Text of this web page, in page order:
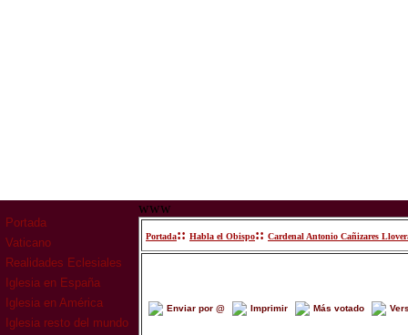
Portada
Vaticano
Realidades Eclesiales
Iglesia en España
Iglesia en América
Iglesia resto del mundo
www
Portada:: Habla el Obispo:: Cardenal Antonio Cañizares
Enviar por @ Imprimir Más votado